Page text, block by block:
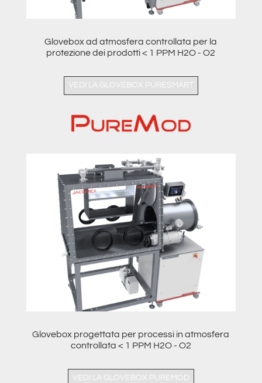
Glovebox ad atmosfera controllata per la
protezione dei prodotti < 1 PPM H2O - O2
VEDI LA GLOVEBOX PURESMART
Glovebox progettata per processi in atmosfera
controllata < 1 PPM H2O - O2
VEDI LA GLOVEBOX PUREMOD